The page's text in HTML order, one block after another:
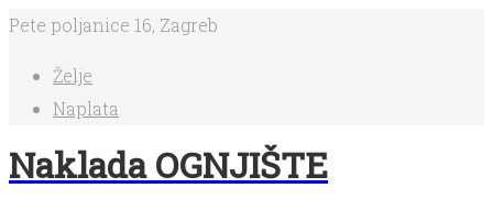
Pete poljanice 16, Zagreb
Želje
Naplata
Naklada OGNJIŠTE